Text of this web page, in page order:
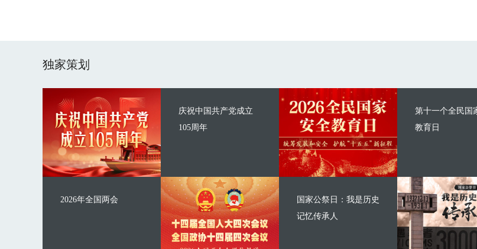
独家策划
庆祝中国共产党成立
105周年
2026年全国两会
第十一个全民国
教育日
国家公祭日：我是历史
记忆传承人